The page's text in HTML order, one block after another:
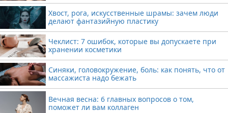
Хвост, рога, искусственные шрамы: зачем люди
делают фантазийную пластику
Чеклист: 7 ошибок, которые вы допускаете при
хранении косметики
Синяки, головокружение, боль: как понять, что от
массажиста надо бежать
Вечная весна: 6 главных вопросов о том,
поможет ли вам коллаген